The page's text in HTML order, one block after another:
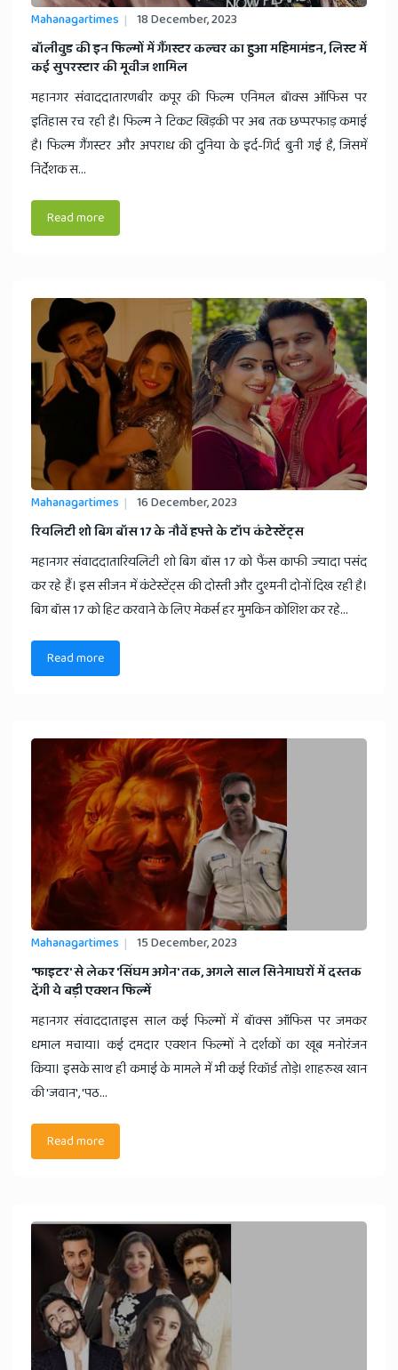
Mahanagartimes 18 December, 2023
बॉलीवुड की इन फिल्मों में गैंगस्टर कल्चर का हुआ महिमामंडन, लिस्ट में
कई सुपरस्टार की मूवीज शामिल
महानगर संवाददातारणबीर कपूर की फिल्म एनिमल बॉक्स ऑफिस पर
इतिहास रच रही है। फिल्म ने टिकट खिड़की पर अब तक छप्परफाड़ कमाई
है। फिल्म गैंगस्टर और अपराध की दुनिया के इर्द-गिर्द बुनी गई है, जिसमें
निर्देशक स...
Read more
Mahanagartimes 16 December, 2023
रियलिटी शो बिग बॉस 17 के नौवें हफ्ते के टॉप कंटेस्टेंट्स
महानगर संवाददातारियलिटी शो बिग बॉस 17 को फैंस काफी ज्यादा पसंद
कर रहे हैं। इस सीजन में कंटेस्टेंट्स की दोस्ती और दुश्मनी दोनों दिख रही है।
बिग बॉस 17 को हिट करवाने के लिए मेकर्स हर मुमकिन कोशिश कर रहे...
Read more
Mahanagartimes 15 December, 2023
'फाइटर' से लेकर 'सिंघम अगेन' तक, अगले साल सिनेमाघरों में दस्तक
देंगी ये बड़ी एक्शन फिल्में
महानगर संवाददाताइस साल कई फिल्मों में बॉक्स ऑफिस पर जमकर
धमाल मचाया। कई दमदार एक्शन फिल्मों ने दर्शकों का खूब मनोरंजन
किया। इसके साथ ही कमाई के मामले में भी कई रिकॉर्ड तोड़े। शाहरुख खान
की 'जवान', 'पठ...
Read more